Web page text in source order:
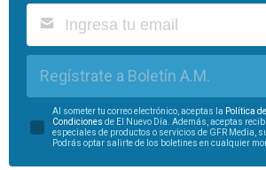
Regístrate a Boletín A.M.
Al someter tu correo electrónico, aceptas la Política
Condiciones de El Nuevo Día. Además, aceptas
especiales de productos o servicios de GFR Media,
Podrás optar salirte de los boletines en cualquier